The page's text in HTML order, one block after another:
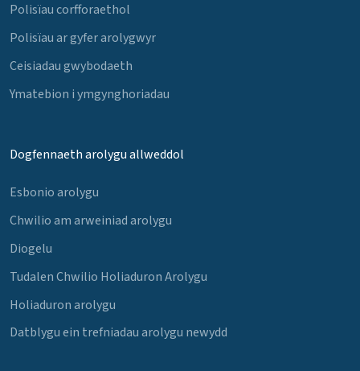
Polisïau corfforaethol
Polisïau ar gyfer arolygwyr
Ceisiadau gwybodaeth
Ymatebion i ymgynghoriadau
Dogfennaeth arolygu allweddol
Esbonio arolygu
Chwilio am arweiniad arolygu
Diogelu
Tudalen Chwilio Holiaduron Arolygu
Holiaduron arolygu
Datblygu ein trefniadau arolygu newydd